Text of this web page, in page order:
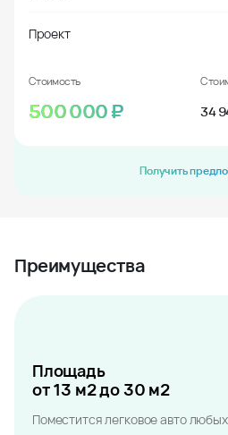
Проект
Стоимость
500 000₽ 34
Получить
Преимущества
Площадь
от 13 м2 до 30 м2
Поместится легковое авто